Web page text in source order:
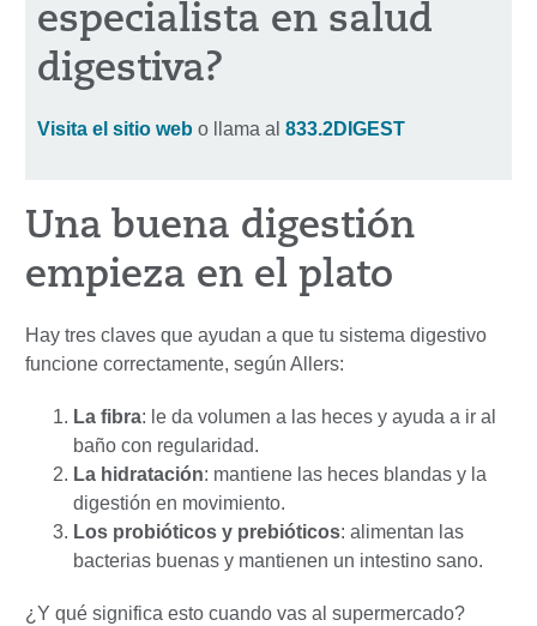
especialista en salud
digestiva?
Visita el sitio web o llama al 833.2DIGEST
Una buena digestión
empieza en el plato
Hay tres claves que ayudan a que tu sistema digestivo
funcione correctamente, según Allers:
La fibra: le da volumen a las heces y ayuda a ir al
baño con regularidad.
La hidratación: mantiene las heces blandas y la
digestión en movimiento.
Los probióticos y prebióticos: alimentan las
bacterias buenas y mantienen un intestino sano.
¿Y qué significa esto cuando vas al supermercado?